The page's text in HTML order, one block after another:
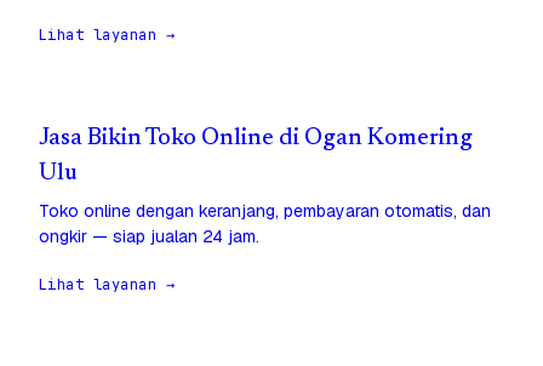
Lihat layanan →
Jasa Bikin Toko Online di Ogan Komering
Ulu
Toko online dengan keranjang, pembayaran otomatis, dan
ongkir — siap jualan 24 jam.
Lihat layanan →